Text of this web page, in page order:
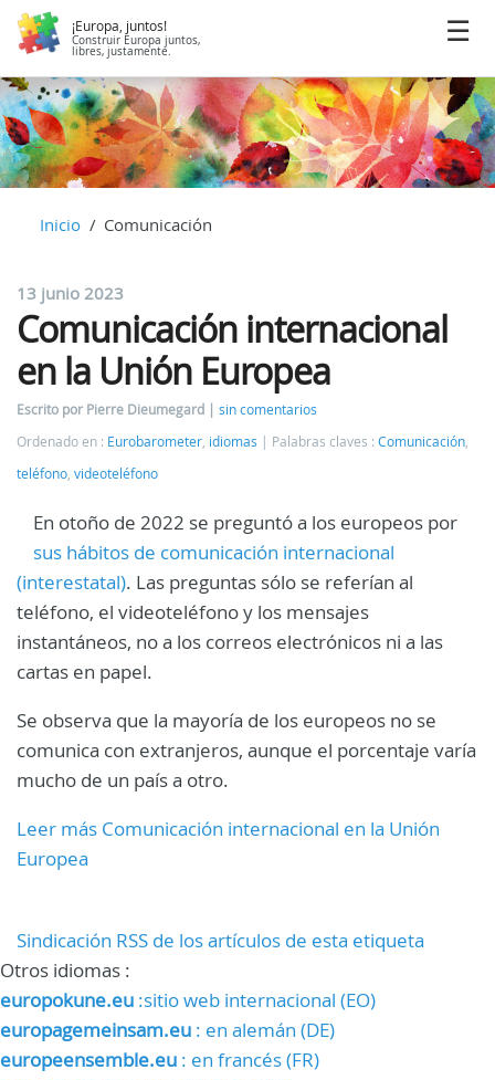
¡Europa, juntos!
Construir Europa juntos,
libres, justamente.
Inicio Comunicación
13 junio 2023
Comunicación internacional
en la Unión Europea
Escrito por Pierre Dieumegard
sin comentarios
Ordenado en : Eurobarometer idiomas Palabras claves : Comunicación
teléfono videoteléfono
En otoño de 2022 se preguntó a los europeos por
sus hábitos de comunicación internacional
(interestatal). Las preguntas sólo se referían al
teléfono, el videoteléfono y los mensajes
instantáneos, no a los correos electrónicos ni a las
cartas en papel.
Se observa que la mayoría de los europeos no se
comunica con extranjeros, aunque el porcentaje varía
mucho de un país a otro.
Leer más Comunicación internacional en la Unión
Europea
Sindicación RSS de los artículos de esta etiqueta
Otros idiomas :
europokune.eu :sitio web internacional (EO)
europagemeinsam.eu : en alemán (DE)
europeensemble.eu : en francés (FR)